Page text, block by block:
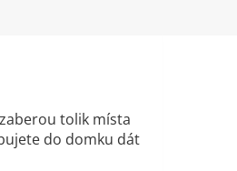
tolik místa
do domku dát